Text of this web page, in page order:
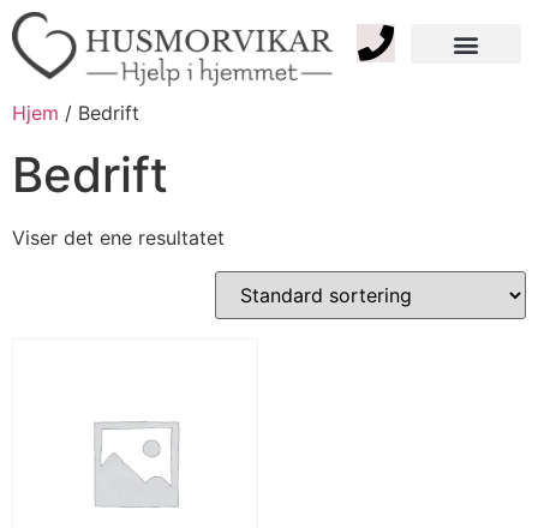
Hjem / Bedrift
Bedrift
Viser det ene resultatet